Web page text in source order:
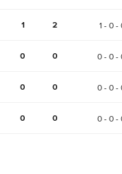
1 2 1 - 0 -
0 0 0 - 0 -
0 0 0 - 0 -
0 0 0 - 0 -